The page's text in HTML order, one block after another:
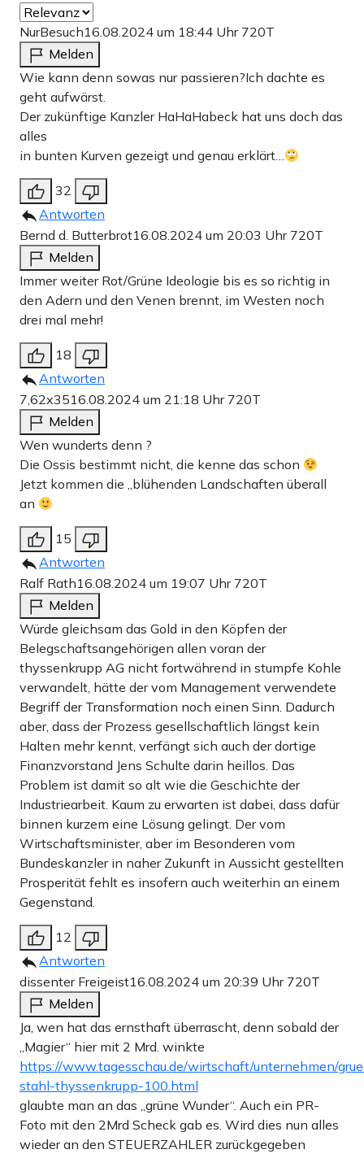
NurBesuch16.08.2024 um 18:44 Uhr 720T
Melden
Wie kann denn sowas nur passieren?Ich dachte es
geht aufwärst.
Der zukünftige Kanzler HaHaHabeck hat uns doch das
alles
in bunten Kurven gezeigt und genau erklärt…
32
Antworten
Bernd d. Butterbrot16.08.2024 um 20:03 Uhr 720T
Melden
Immer weiter Rot/Grüne Ideologie bis es so richtig in
den Adern und den Venen brennt, im Westen noch
drei mal mehr!
18
Antworten
7,62x3516.08.2024 um 21:18 Uhr 720T
Melden
Wen wunderts denn ?
Die Ossis bestimmt nicht, die kenne das schon
Jetzt kommen die „blühenden Landschaften überall
an
15
Antworten
Ralf Rath16.08.2024 um 19:07 Uhr 720T
Melden
Würde gleichsam das Gold in den Köpfen der
Belegschaftsangehörigen allen voran der
thyssenkrupp AG nicht fortwährend in stumpfe Kohle
verwandelt, hätte der vom Management verwendete
Begriff der Transformation noch einen Sinn. Dadurch
aber, dass der Prozess gesellschaftlich längst kein
Halten mehr kennt, verfängt sich auch der dortige
Finanzvorstand Jens Schulte darin heillos. Das
Problem ist damit so alt wie die Geschichte der
Industriearbeit. Kaum zu erwarten ist dabei, dass dafür
binnen kurzem eine Lösung gelingt. Der vom
Wirtschaftsminister, aber im Besonderen vom
Bundeskanzler in naher Zukunft in Aussicht gestellten
Prosperität fehlt es insofern auch weiterhin an einem
Gegenstand.
12
Antworten
dissenter Freigeist16.08.2024 um 20:39 Uhr 720T
Melden
Ja, wen hat das ernsthaft überrascht, denn sobald der
„Magier“ hier mit 2 Mrd. winkte
https://www.tagesschau.de/wirtschaft/unternehmen/
stahl-thyssenkrupp-100.html
glaubte man an das „grüne Wunder“. Auch ein PR-
Foto mit den 2Mrd Scheck gab es. Wird dies nun alles
wieder an den STEUERZAHLER zurückgegeben